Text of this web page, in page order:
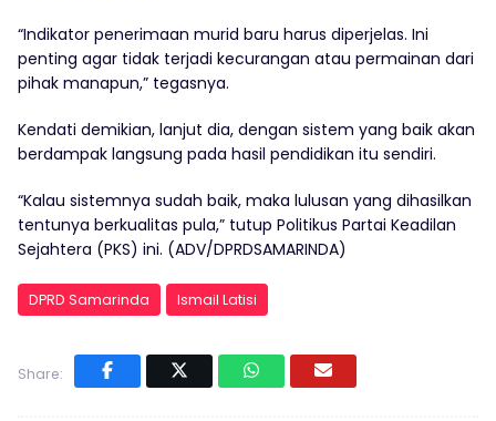
“Indikator penerimaan murid baru harus diperjelas. Ini
penting agar tidak terjadi kecurangan atau permainan dari
pihak manapun,” tegasnya.
Kendati demikian, lanjut dia, dengan sistem yang baik akan
berdampak langsung pada hasil pendidikan itu sendiri.
“Kalau sistemnya sudah baik, maka lulusan yang dihasilkan
tentunya berkualitas pula,” tutup Politikus Partai Keadilan
Sejahtera (PKS) ini. (ADV/DPRDSAMARINDA)
DPRD Samarinda Ismail Latisi
Share: